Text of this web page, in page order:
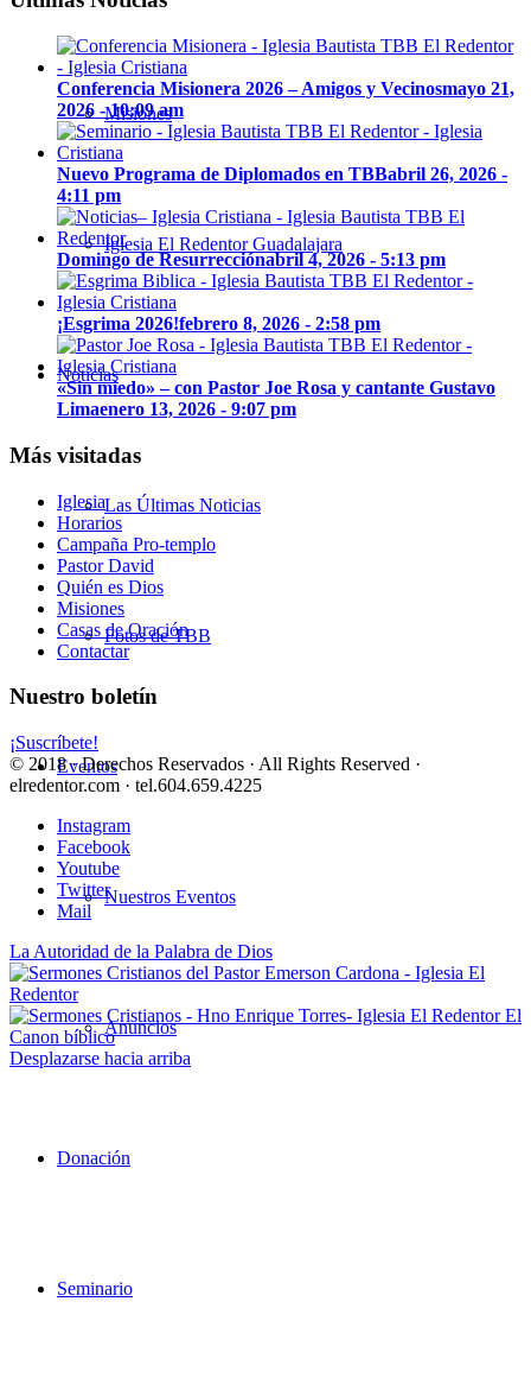
Misiones
Iglesia El Redentor Guadalajara
Noticias
Las Últimas Noticias
Fotos de TBB
Eventos
Nuestros Eventos
Anuncios
Donación
Seminario
Conferencia Misionera 2026 – Amigos y Vecinosmayo 21,
2026 - 10:09 am
Nuevo Programa de Diplomados en TBBabril 26, 2026 -
4:11 pm
Domingo de Resurrecciónabril 4, 2026 - 5:13 pm
¡Esgrima 2026!febrero 8, 2026 - 2:58 pm
«Sin miedo» – con Pastor Joe Rosa y cantante Gustavo
Limaenero 13, 2026 - 9:07 pm
Más visitadas
Iglesia
Horarios
Campaña Pro-templo
Pastor David
Quién es Dios
Misiones
Casas de Oración
Contactar
Nuestro boletín
¡Suscríbete!
© 2018 · Derechos Reservados · All Rights Reserved ·
elredentor.com · tel.604.659.4225
Instagram
Facebook
Youtube
Twitter
Mail
La Autoridad de la Palabra de Dios
El
Canon bíblico
Desplazarse hacia arriba